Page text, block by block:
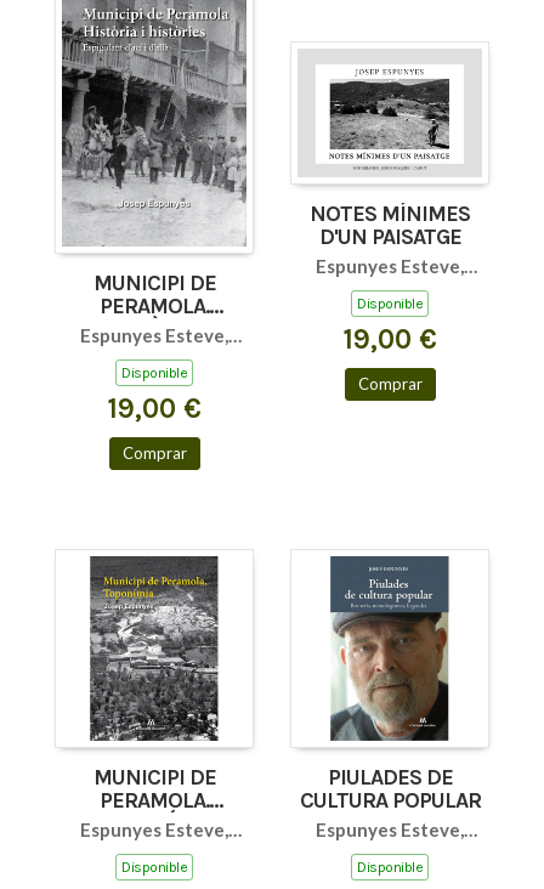
MUNICIPI DE
PERAMOLA.
HISTÒRIA I
HISTÒRIES III
Espunyes Esteve,
Josep
Disponible
19,00 €
Comprar
NOTES MÍNIMES
D'UN PAISATGE
Espunyes Esteve,
Josep
Disponible
19,00 €
Comprar
MUNICIPI DE
PERAMOLA.
TOPONÍMIA
Espunyes Esteve,
Josep
Disponible
PIULADES DE
CULTURA POPULAR
Espunyes Esteve,
Josep
Disponible